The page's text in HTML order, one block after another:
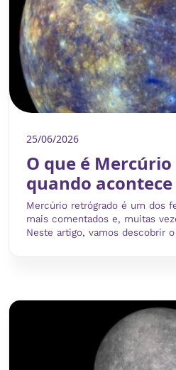
25/06/2026
O que é
quando acontece
Mercúrio retrógrado é um dos
mais comentados e, muitas
Neste artigo, vamos descobrir